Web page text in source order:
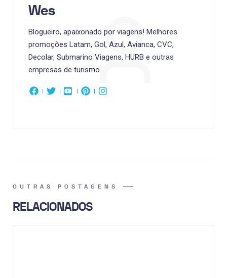
Wes
Blogueiro, apaixonado por viagens! Melhores
promoções Latam, Gol, Azul, Avianca, CVC,
Decolar, Submarino Viagens, HURB e outras
empresas de turismo.
OUTRAS POSTAGENS
RELACIONADOS